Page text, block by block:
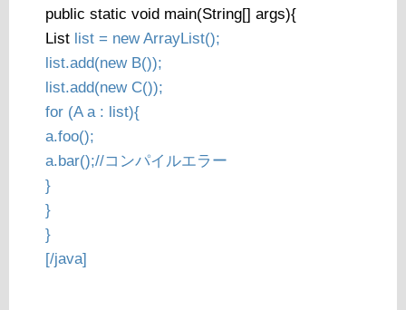
public static void main(String[] args){
List list = new ArrayList();
list.add(new B());
list.add(new C());
for (A a : list){
a.foo();
a.bar();//コンパイルエラー
}
}
}
[/java]